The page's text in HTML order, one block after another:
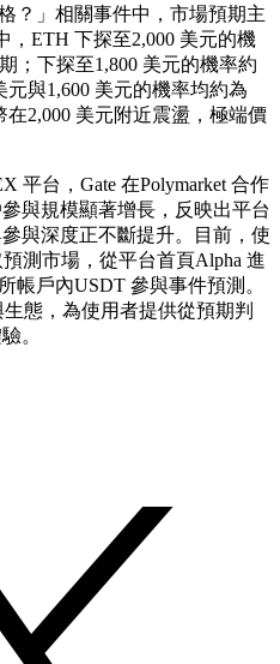
？」相關事件中，市場預期主
，ETH 下探至2,000 美元的機
；下探至1,800 美元的機率約
元與1,600 美元的機率均約為
2,000 美元附近震盪，極端價
平台，Gate 在Polymarket 合作
與規模顯著增長，反映出平台
與深度正不斷提升。目前，使
測市場，從平台首頁Alpha 進
帳戶內USDT 參與事件預測。
態，為使用者提供從預期判
。